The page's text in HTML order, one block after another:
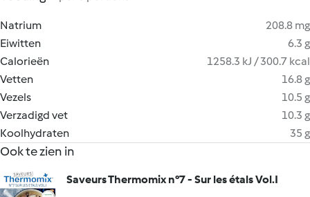
Natrium
208.8 mg
Eiwitten
6.3 g
Calorieën
1258.3 kJ / 300.7 kcal
Vetten
16.8 g
Vezels
10.5 g
Verzadigd vet
10.3 g
Koolhydraten
35 g
Ook te zien in
Saveurs Thermomix n°7 - Sur les étals Vol.I